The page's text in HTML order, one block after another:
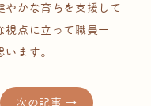
やかな育ちを支援して
視点に立って職員一
ます。
次の記事 →